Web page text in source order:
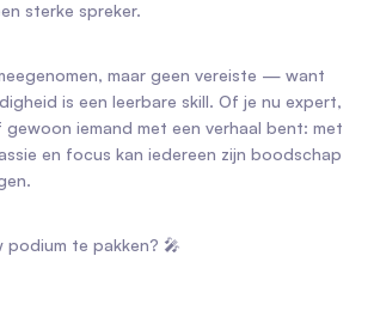
sterke spreker.
maar geen vereiste — want
is een leerbare skill. Of je nu expert,
iemand met een verhaal bent: met
en focus kan iedereen zijn boodschap
podium te pakken? 🎤